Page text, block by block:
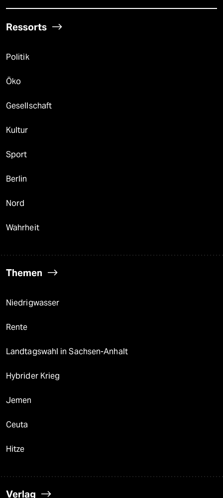
Ressorts
Politik
Öko
Gesellschaft
Kultur
Sport
Berlin
Nord
Wahrheit
Themen
Niedrigwasser
Rente
Landtagswahl in Sachsen-Anhalt
Hybrider Krieg
Jemen
Ceuta
Hitze
Verlag